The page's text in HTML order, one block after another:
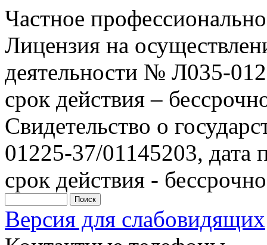
Частное
Лицензия на
деятельности № Л035-
срок действия –
Свидетельство о
01225-37/01145203, дата
срок действия - бессрочно
Версия для слабовидящих